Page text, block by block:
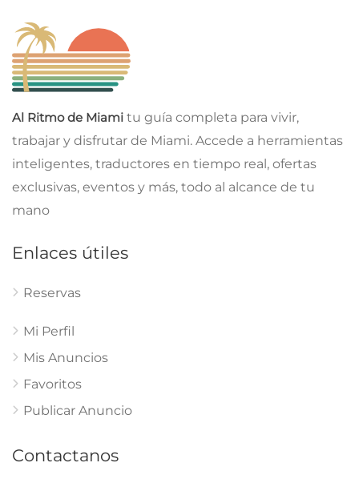
Al Ritmo de Miami tu guía completa para vivir,
trabajar y disfrutar de Miami. Accede a herramientas
inteligentes, traductores en tiempo real, ofertas
exclusivas, eventos y más, todo al alcance de tu
mano
Enlaces útiles
Reservas
Mi Perfil
Mis Anuncios
Favoritos
Publicar Anuncio
Contactanos